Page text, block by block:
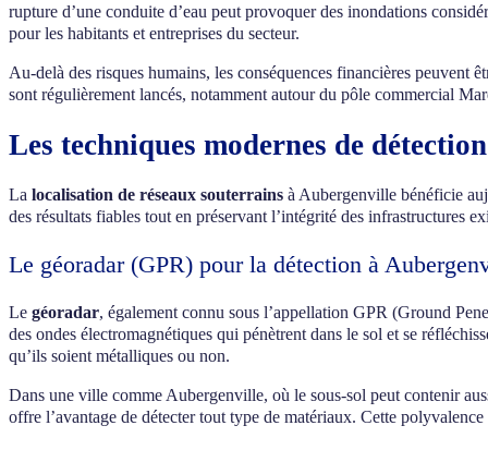
rupture d’une conduite d’eau peut provoquer des inondations
pour les habitants et entreprises du secteur.
Au-delà des risques humains, les conséquences financières peuvent
sont régulièrement lancés, notamment autour du pôle commercial
Les techniques modernes de
La localisation de réseaux souterrains à Aubergenville bénéficie
des résultats fiables tout en préservant l’intégrité des infrastructures
Le géoradar (GPR) pour la détection à
Le géoradar, également connu sous l’appellation GPR (Ground
des ondes électromagnétiques qui pénètrent dans le sol et se
qu’ils soient métalliques ou non.
Dans une ville comme Aubergenville, où le sous-sol peut contenir
offre l’avantage de détecter tout type de matériaux. Cette